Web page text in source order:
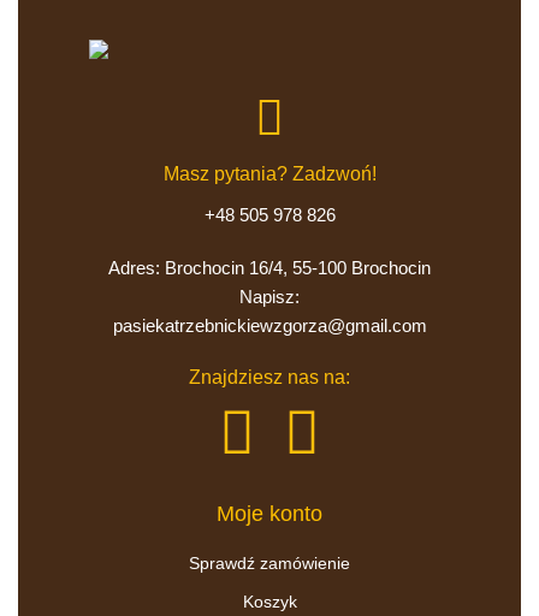
Masz pytania? Zadzwoń!
+48 505 978 826
Adres: Brochocin 16/4, 55-100 Brochocin
pasiekatrzebnickiewzgorza@gmail.com
Znajdziesz nas na:
Moje konto
Sprawdź zamówienie
Koszyk